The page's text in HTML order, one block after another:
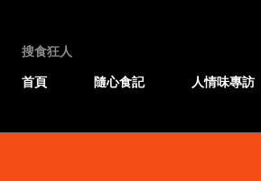
搜食狂人
首頁
隨心食記 人情味專訪